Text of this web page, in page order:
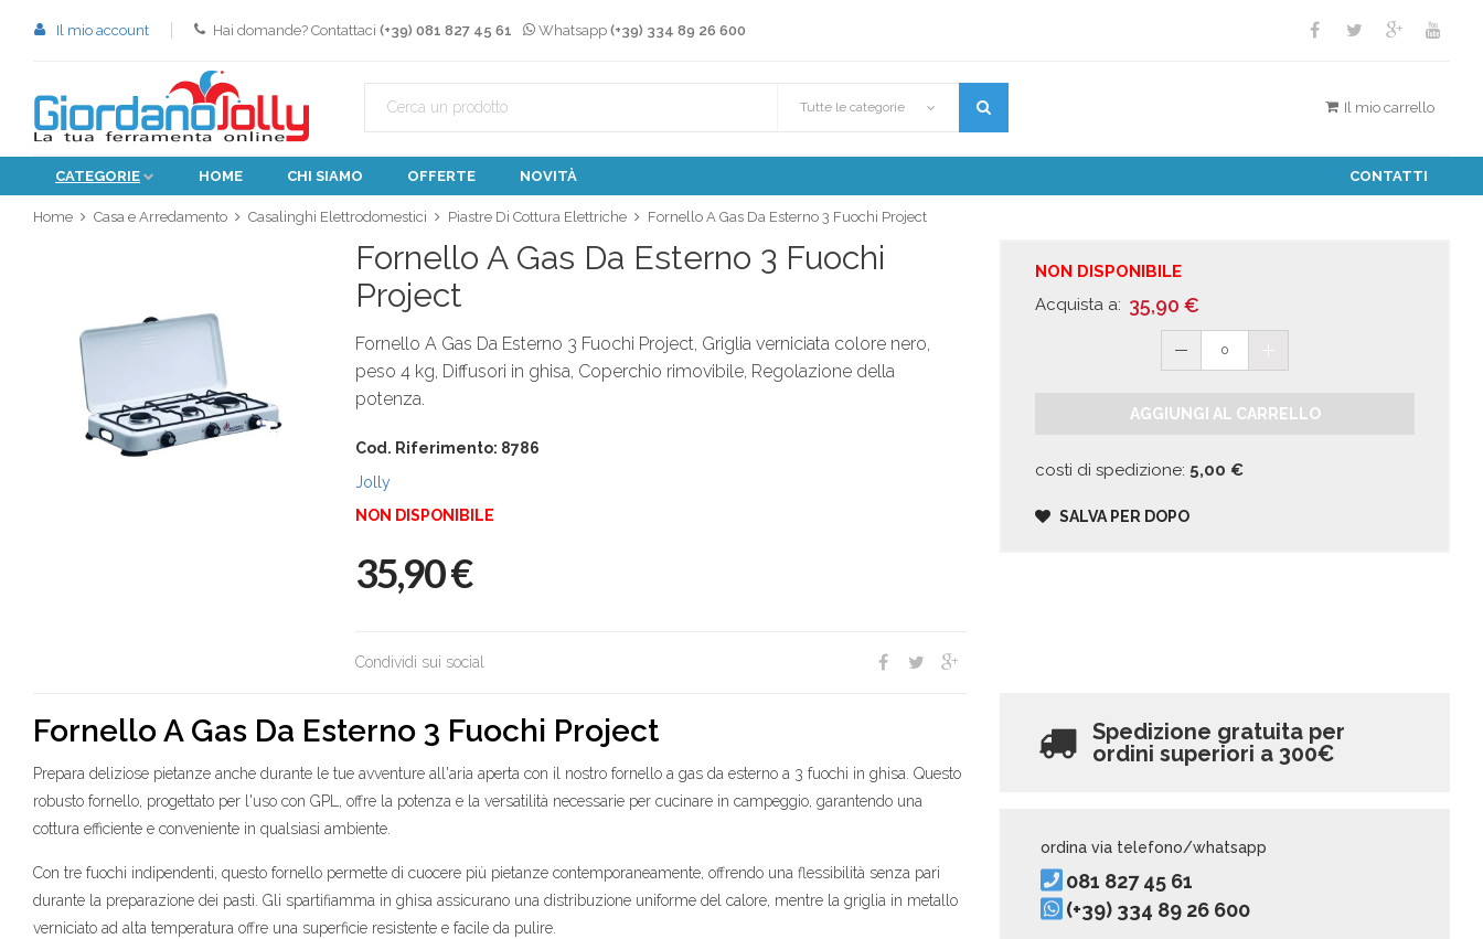
Il mio account Hai domande? Contattaci (+39) 081 827 45 61 Whatsapp (+39) 334 89 26 600
Tutte le categorie Il mio carrello
CATEGORIE HOME CHI SIAMO OFFERTE NOVITÀ CONTATTI
Home Casa e Arredamento Casalinghi Elettrodomestici Piastre Di Cottura Elettriche Fornello A Gas Da Esterno 3 Fuochi Project
Fornello A Gas Da Esterno 3 Fuochi
Project
Fornello A Gas Da Esterno 3 Fuochi Project, Griglia verniciata colore nero,
peso 4 kg, Diffusori in ghisa, Coperchio rimovibile, Regolazione della
potenza.
Cod. Riferimento: 8786
Jolly
NON DISPONIBILE
35,90€
Condividi sui social
NON DISPONIBILE
Acquista a: 35,90 €
0
AGGIUNGI AL CARRELLO
costi di spedizione: 5,00 €
SALVA PER DOPO
Fornello A Gas Da Esterno 3 Fuochi Project
Prepara deliziose pietanze anche durante le tue avventure all'aria aperta con il nostro fornello a gas da esterno a 3 fuochi in ghisa. Questo
robusto fornello, progettato per l'uso con GPL, offre la potenza e la versatilità necessarie per cucinare in campeggio, garantendo una
cottura efficiente e conveniente in qualsiasi ambiente.
Con tre fuochi indipendenti, questo fornello permette di cuocere più pietanze contemporaneamente, offrendo una flessibilità senza pari
durante la preparazione dei pasti. Gli spartifiamma in ghisa assicurano una distribuzione uniforme del calore, mentre la griglia in metallo
verniciato ad alta temperatura offre una superficie resistente e facile da pulire.
Spedizione gratuita per
ordini superiori a 300€
ordina via telefono/whatsapp
081 827 45 61
(+39) 334 89 26 600